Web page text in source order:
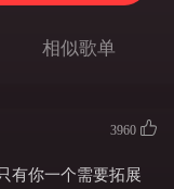
相似歌单
3960
有你一个需要拓展